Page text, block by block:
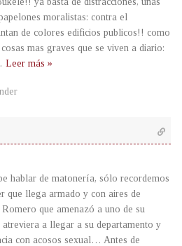
moralistas: contra el
de colores edificios publicos!! como
mas graves que se viven a diario:
Leer más »
hablar de matonería, sólo recordemos
que llega armado y con aires de
que amenazó a uno de su
a llegar a su departamento y
con acosos sexual… Antes de